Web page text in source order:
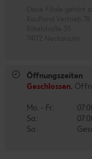
Diese Filiale gehört
Kaufland Vertrieb
Rötelstraße 35
74172 Neckarsulm
Öffnungszeiten
Geschlossen.
Mo. - Fr.:
Sa.:
So.: